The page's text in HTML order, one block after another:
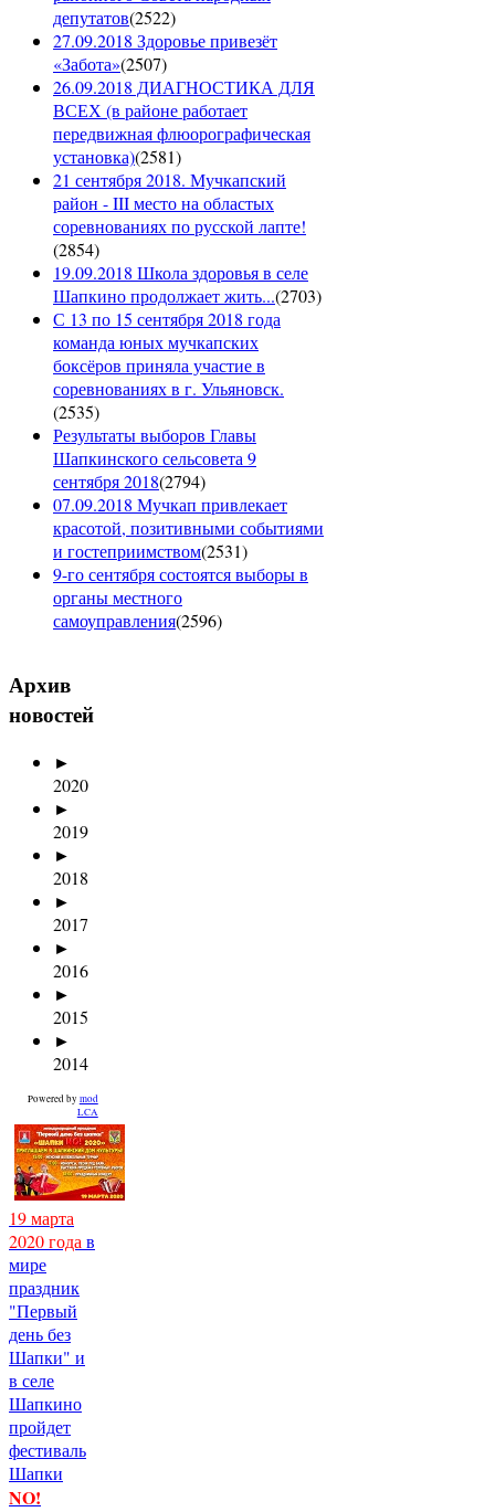
депутатов(2522)
27.09.2018 Здоровье привезёт
«Забота»(2507)
26.09.2018 ДИАГНОСТИКА ДЛЯ
ВСЕХ (в районе работает
передвижная флюорографическая
установка)(2581)
21 сентября 2018. Мучкапский
район - III место на областых
соревнованиях по русской лапте!
(2854)
19.09.2018 Школа здоровья в селе
Шапкино продолжает жить...(2703)
С 13 по 15 сентября 2018 года
команда юных мучкапских
боксёров приняла участие в
соревнованиях в г. Ульяновск.
(2535)
Результаты выборов Главы
Шапкинского сельсовета 9
сентября 2018(2794)
07.09.2018 Мучкап привлекает
красотой, позитивными событиями
и гостеприимством(2531)
9-го сентября состоятся выборы в
органы местного
самоуправления(2596)
Архив
новостей
►
2020
►
2019
►
2018
►
2017
►
2016
►
2015
►
2014
Powered by mod
LCA
19 марта
2020 года в
мире
праздник
"Первый
день без
Шапки" и
в селе
Шапкино
пройдет
фестиваль
Шапки
NO!